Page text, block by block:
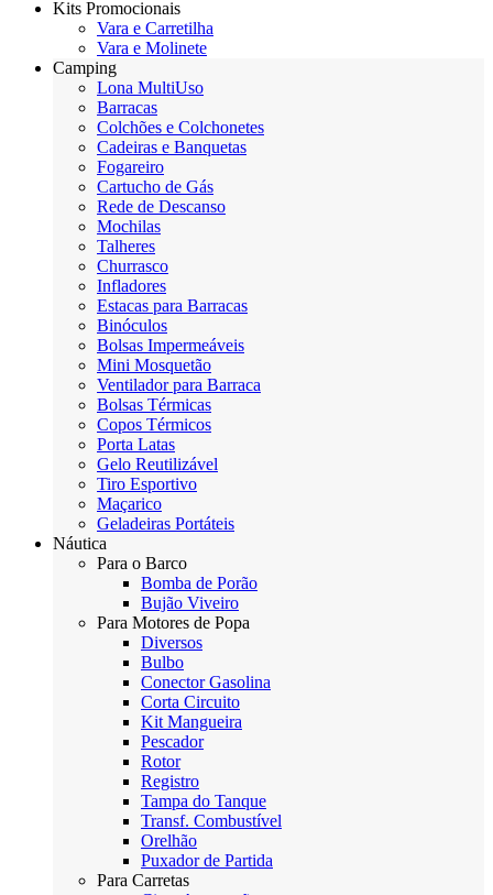
Kits Promocionais
Vara e Carretilha
Vara e Molinete
Camping
Lona MultiUso
Barracas
Colchões e Colchonetes
Cadeiras e Banquetas
Fogareiro
Cartucho de Gás
Rede de Descanso
Mochilas
Talheres
Churrasco
Infladores
Estacas para Barracas
Binóculos
Bolsas Impermeáveis
Mini Mosquetão
Ventilador para Barraca
Bolsas Térmicas
Copos Térmicos
Porta Latas
Gelo Reutilizável
Tiro Esportivo
Maçarico
Geladeiras Portáteis
Náutica
Para o Barco
Bomba de Porão
Bujão Viveiro
Para Motores de Popa
Diversos
Bulbo
Conector Gasolina
Corta Circuito
Kit Mangueira
Pescador
Rotor
Registro
Tampa do Tanque
Transf. Combustível
Orelhão
Puxador de Partida
Para Carretas